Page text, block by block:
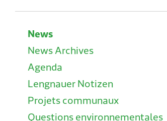
News
News Archives
Agenda
Lengnauer Notizen
Projets communaux
Questions environnementales